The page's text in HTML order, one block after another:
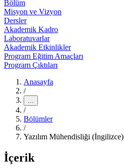
Bölüm
Misyon ve Vizyon
Dersler
Akademik Kadro
Laboratuvarlar
Akademik Etkinlikler
Program Eğitim Amaçları
Program Çıktıları
Anasayfa
/
…
/
Bölümler
/
Yazılım Mühendisliği (İngilizce)
İçerik